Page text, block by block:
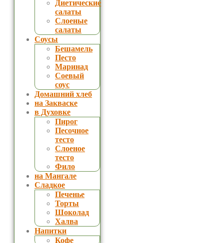
Диетические
салаты
Слоеные
салаты
Соусы
Бешамель
Песто
Маринад
Соевый
соус
Домашний хлеб
на Закваске
в Духовке
Пирог
Песочное
тесто
Слоеное
тесто
Фило
на Мангале
Сладкое
Печенье
Торты
Шоколад
Халва
Напитки
Кофе